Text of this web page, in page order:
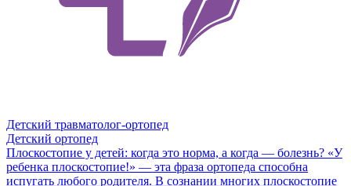
Детский травматолог-ортопед
Детский ортопед
Плоскостопие у детей: когда это норма, а когда — болезнь? «У
ребенка плоскостопие!» — эта фраза ортопеда способна
испугать любого родителя. В сознании многих плоскостопие